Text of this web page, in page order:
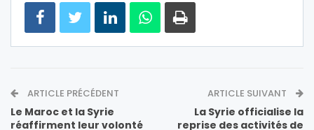
ARTICLE PRÉCÉDENT
Le Maroc et la Syrie
réaffirment leur volonté
ARTICLE SUIVANT
La Syrie officialise la
reprise des activités de